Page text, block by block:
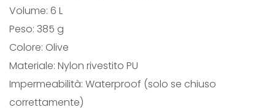
Volume: 6 L
Peso: 385 g
Colore: Olive
Materiale: Nylon rivestito PU
Impermeabilità: Waterproof (solo se chiuso
correttamente)